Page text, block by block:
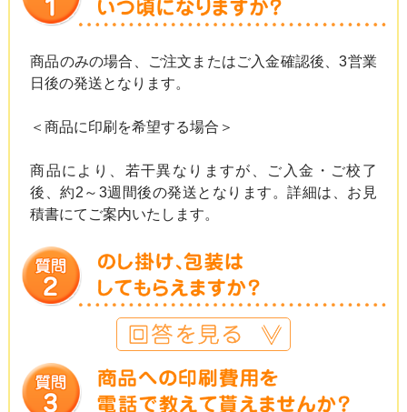
商品のみの場合、ご注文またはご入金確認後、3営業
日後の発送となります。
＜商品に印刷を希望する場合＞
商品により、若干異なりますが、ご入金・ご校了
後、約2～3週間後の発送となります。詳細は、お見
積書にてご案内いたします。